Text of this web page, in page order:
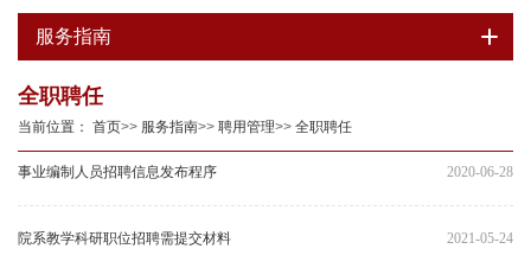
服务指南
全职聘任
当前位置： 首页>> 服务指南>> 聘用管理>> 全职聘任
2020-06-28
事业编制人员招聘信息发布程序
2021-05-24
院系教学科研职位招聘需提交材料